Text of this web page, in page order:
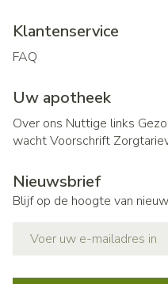
Klantenservice
FAQ
Uw apotheek
Over ons Nuttige links
wachtVoorschrift
Nieuwsbrief
Blijf op de hoogte van